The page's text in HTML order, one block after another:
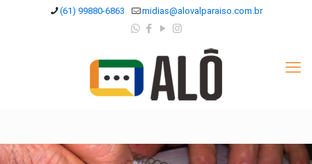
(61) 99880-6863 midias@alovalparaiso.com.br